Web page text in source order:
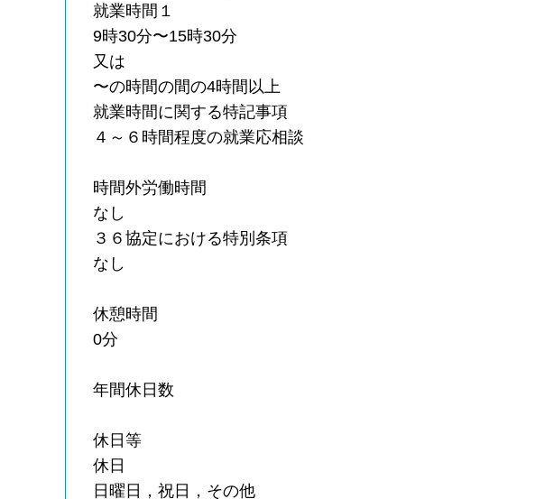
就業時間１
9時30分〜15時30分
又は
〜の時間の間の4時間以上
就業時間に関する特記事項
４～６時間程度の就業応相談
時間外労働時間
なし
３６協定における特別条項
なし
休憩時間
0分
年間休日数
休日等
休日
日曜日，祝日，その他